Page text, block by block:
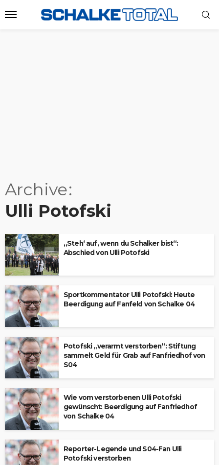
Archive
Ulli Potofski
„Steh‘ auf, wenn du Schalker bist“:
Abschied von Ulli Potofski
Sportkommentator Ulli Potofski: Heute
Beerdigung auf Fanfeld von Schalke 04
Potofski „verarmt verstorben“: Stiftung
sammelt Geld für Grab auf Fanfriedhof von
S04
Wie vom verstorbenen Ulli Potofski
gewünscht: Beerdigung auf Fanfriedhof
von Schalke 04
Reporter-Legende und S04-Fan Ulli
Potofski verstorben